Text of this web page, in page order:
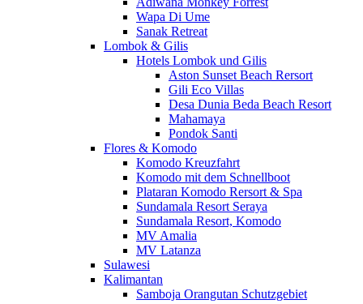
Wapa Di Ume
Sanak Retreat
Lombok & Gilis
Hotels Lombok und Gilis
Aston Sunset Beach Rersort
Gili Eco Villas
Desa Dunia Beda Beach Resort
Mahamaya
Pondok Santi
Flores & Komodo
Komodo Kreuzfahrt
Komodo mit dem Schnellboot
Plataran Komodo Rersort & Spa
Sundamala Resort Seraya
Sundamala Resort, Komodo
MV Amalia
MV Latanza
Sulawesi
Kalimantan
Samboja Orangutan Schutzgebiet